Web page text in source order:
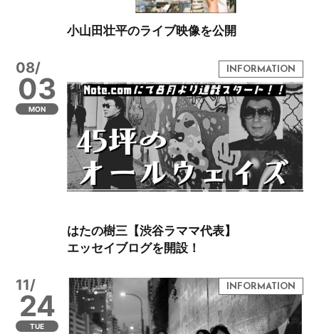
小山田壮平のライブ映像を公開
08/
03
MON
はたの樹三【渋谷ラママ代表】
エッセイブログを開設！
11/
24
TUE